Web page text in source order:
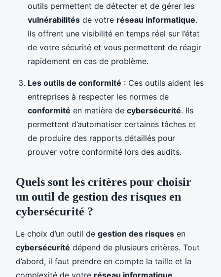
outils permettent de détecter et de gérer les
vulnérabilités de votre réseau informatique.
Ils offrent une visibilité en temps réel sur l’état
de votre sécurité et vous permettent de réagir
rapidement en cas de problème.
Les outils de conformité : Ces outils aident les
entreprises à respecter les normes de
conformité en matière de cybersécurité. Ils
permettent d’automatiser certaines tâches et
de produire des rapports détaillés pour
prouver votre conformité lors des audits.
Quels sont les critères pour choisir
un outil de gestion des risques en
cybersécurité ?
Le choix d’un outil de gestion des risques en
cybersécurité dépend de plusieurs critères. Tout
d’abord, il faut prendre en compte la taille et la
complexité de votre réseau informatique